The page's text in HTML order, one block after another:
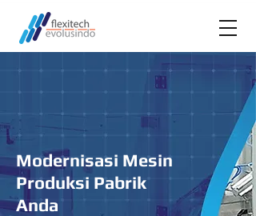
Modernisasi Mesin
Produksi Pabrik
Anda